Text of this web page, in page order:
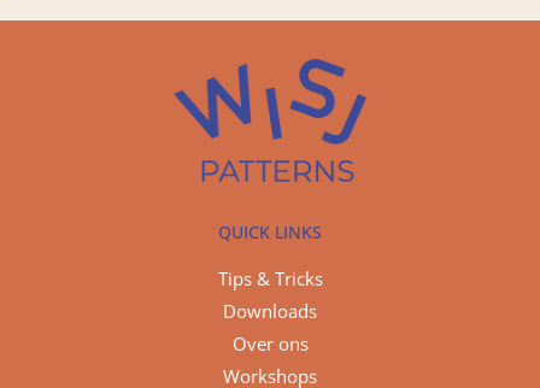
QUICK LINKS
Tips & Tricks
Downloads
Over ons
Workshops